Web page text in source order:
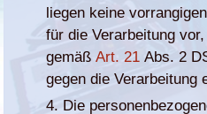
liegen keine
für die Verarbeitung
gemäßArt. 21 Abs. 2
gegen die Verarbeitung
Die